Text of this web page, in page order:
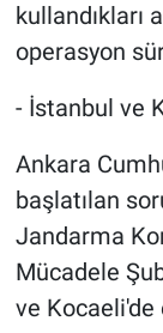
kullandıkları
operasyon
- İstanbul ve
Ankara
başlatılan
Jandarma
Mücadele
ve Kocaeli'de